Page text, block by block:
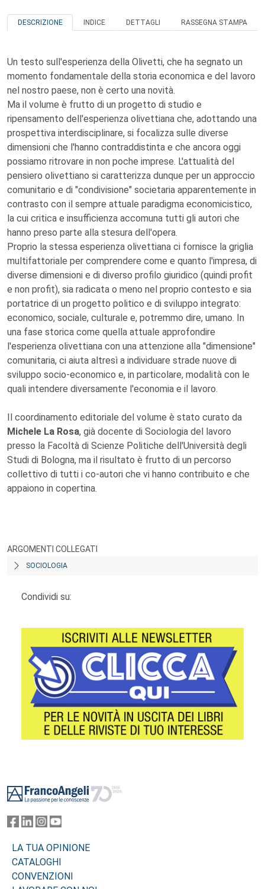
DESCRIZIONE INDICE DETTAGLI RASSEGNA STAMPA
Un testo sull'esperienza della Olivetti, che ha segnato un
momento fondamentale della storia economica e del lavoro
nel nostro paese, non è certo una novità.
Ma il volume è frutto di un progetto di studio e
ripensamento dell'esperienza olivettiana che, adottando una
prospettiva interdisciplinare, si focalizza sulle diverse
dimensioni che l'hanno contraddistinta e che ancora oggi
possiamo ritrovare in non poche imprese. L'attualità del
pensiero olivettiano si caratterizza dunque per un approccio
comunitario e di "condivisione" societaria apparentemente in
contrasto con il sempre attuale paradigma economicistico,
la cui critica e insufficienza accomuna tutti gli autori che
hanno preso parte alla stesura dell'opera.
Proprio la stessa esperienza olivettiana ci fornisce la griglia
multifattoriale per comprendere come e quanto l'impresa, di
diverse dimensioni e di diverso profilo giuridico (quindi profit
e non profit), sia radicata o meno nel proprio contesto e sia
portatrice di un progetto politico e di sviluppo integrato:
economico, sociale, culturale e, potremmo dire, umano. In
una fase storica come quella attuale approfondire
l'esperienza olivettiana con una attenzione alla "dimensione"
comunitaria, ci aiuta altresì a individuare strade nuove di
sviluppo socio-economico e, in particolare, modalità con le
quali intendere diversamente l'economia e il lavoro.
Il coordinamento editoriale del volume è stato curato da
Michele La Rosa, già docente di Sociologia del lavoro
presso la Facoltà di Scienze Politiche dell'Università degli
Studi di Bologna, ma il risultato è frutto di un percorso
collettivo di tutti i co-autori che vi hanno contribuito e che
appaiono in copertina.
ARGOMENTI COLLEGATI
SOCIOLOGIA
Condividi su:
LA TUA OPINIONE
CATALOGHI
CONVENZIONI